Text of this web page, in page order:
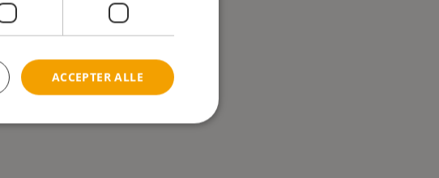
ACCEPTER ALLE